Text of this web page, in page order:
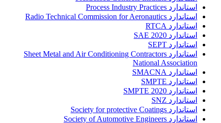
استاندارد Process Industry Practices
استاندارد Radio Technical Commission for Aeronautics
استاندارد RTCA
استاندارد SAE 2020
استاندارد SEPT
استاندارد Sheet Metal and Air Conditioning Contractors
National Association
استاندارد SMACNA
استاندارد SMPTE
استاندارد SMPTE 2020
استاندارد SNZ
استاندارد Society for protective Coatings
استاندارد Society of Automotive Engineers